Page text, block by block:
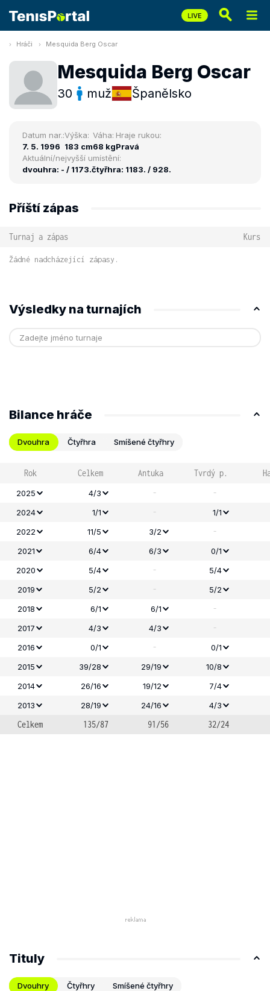
Hráči Mesquida Berg Oscar
Mesquida Berg Oscar
30 muž Španělsko
Datum nar.:
7. 5. 1996
Výška:
183 cm
Váha:
68 kg
Hraje rukou:
Pravá
Aktuální/nejvyšší umístění:
dvouhra: - / 1173.čtyřhra: 1183. / 928.
Příští zápas
Turnaj a zápas Kurs
Žádné nadcházející zápasy.
Výsledky na turnajích
Bilance hráče
Dvouhra Čtyřhra Smíšené čtyřhry
Rok Celkem Antuka Tvrdý p.
2025 4/3 - -
2024 1/1 -
1/1
2022
11/5 3/2 -
2021 6/4 6/3
0/1
2020
5/4 -
5/4
2019
5/2 -
5/2
2018
6/1 6/1 -
2017 4/3 4/3 -
2016 0/1 -
0/1
2015
39/28 29/19
10/8
2014
26/16 19/12
7/4
2013
28/19 24/16 4/3
Celkem 135/87 91/56 32/24
Tituly
Dvouhry Čtyřhry Smíšené čtyřhry